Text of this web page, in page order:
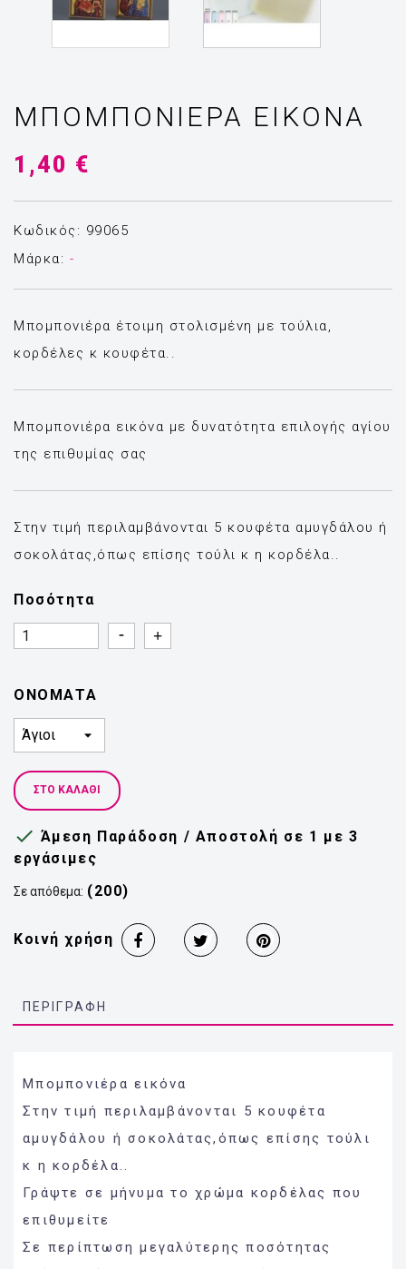
ΜΠΟΜΠΟΝΙΈΡΑ ΕΙΚΌΝΑ
1,40 €
Κωδικός: 99065
Μάρκα: -
Μπομπονιέρα έτοιμη στολισμένη με τούλια,
κορδέλες κ κουφέτα..
Μπομπονιέρα εικόνα με δυνατότητα επιλογής αγίου
της επιθυμίας σας
Στην τιμή περιλαμβάνονται 5 κουφέτα αμυγδάλου ή
σοκολάτας,όπως επίσης τούλι κ η κορδέλα..
Ποσότητα
Quantity
Quantity
ΟΝΟΜΑΤΑ
ΣΤΟ ΚΑΛΆΘΙ
 Άμεση Παράδοση / Αποστολή σε 1 με 3
εργάσιμες
Σε απόθεμα: (200)
Κοινή χρήση
ΠΕΡΙΓΡΑΦΉ
Μπομπονιέρα εικόνα
Στην τιμή περιλαμβάνονται 5 κουφέτα
αμυγδάλου ή σοκολάτας,όπως επίσης τούλι
κ η κορδέλα..
Γράψτε σε μήνυμα το χρώμα κορδέλας που
επιθυμείτε
Σε περίπτωση μεγαλύτερης ποσότητας